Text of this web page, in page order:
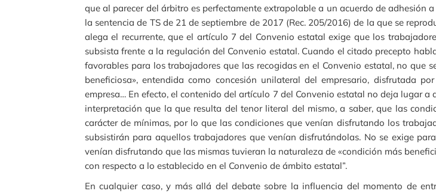
que al parecer del árbitro es perfectamente extrapolable a un acuerdo de adhesión
la sentencia de TS de 21 de septiembre de 2017 (Rec. 205/2016) de la que se
alega el recurrente, que el artículo 7 del Convenio estatal exige que los
subsista frente a la regulación del Convenio estatal. Cuando el citado precepto
favorables para los trabajadores que las recogidas en el Convenio estatal, no que
beneficiosa», entendida como concesión unilateral del empresario, disfrutada
empresa… En efecto, el contenido del artículo 7 del Convenio estatal no deja lugar
interpretación que la que resulta del tenor literal del mismo, a saber, que las
carácter de mínimas, por lo que las condiciones que venían disfrutando los
subsistirán para aquellos trabajadores que venían disfrutándolas. No se exige
venían disfrutando que las mismas tuvieran la naturaleza de «condición más
con respecto a lo establecido en el Convenio de ámbito estatal”.
En cualquier caso, y más allá del debate sobre la influencia del momento de